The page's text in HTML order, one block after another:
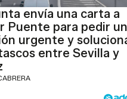
envía una carta a
Puente para pedir
urgente y
entre Sevilla y